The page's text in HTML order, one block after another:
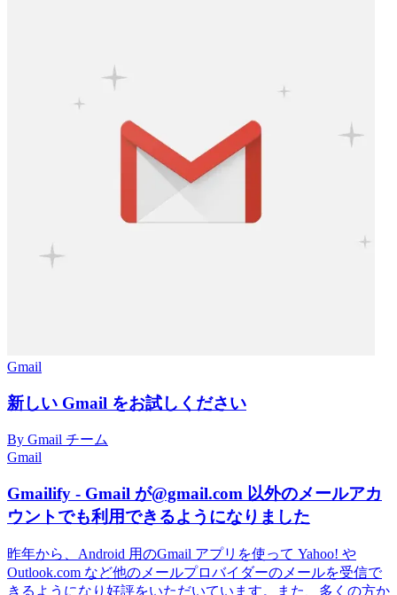
Gmail
新しい Gmail をお試しください
By Gmail チーム
Gmail
Gmailify - Gmail が@gmail.com 以外のメールアカ
ウントでも利用できるようになりました
昨年から、Android 用のGmail アプリを使って Yahoo! や
Outlook.com など他のメールプロバイダーのメールを受信で
きるようになり好評をいただいています。また、多くの方か